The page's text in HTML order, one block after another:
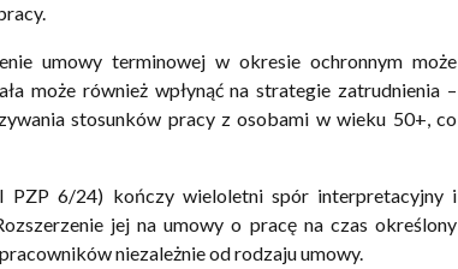
umowy terminowej w okresie ochronnym może
może również wpłynąć na strategie zatrudnienia –
stosunków pracy z osobami w wieku 50+, co
PZP 6/24) kończy wieloletni spór interpretacyjny i
jej na umowy o pracę na czas określony
niezależnie od rodzaju umowy.